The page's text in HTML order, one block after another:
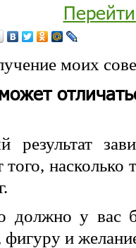
моих
результат
того,
должно у вас
и